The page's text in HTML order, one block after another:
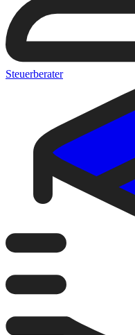
Steuerberater